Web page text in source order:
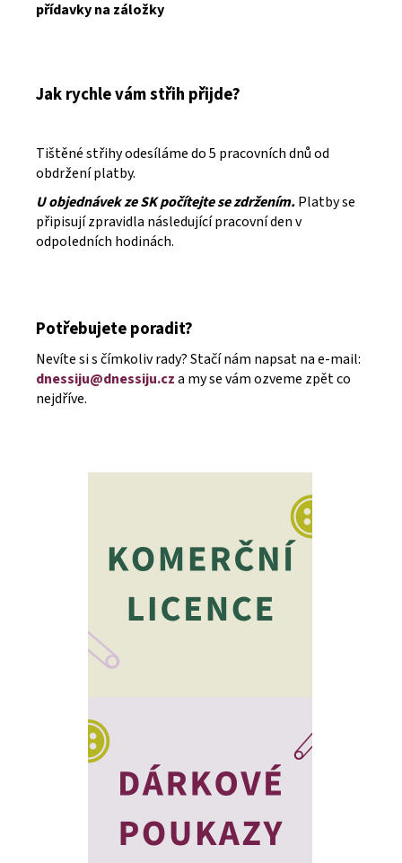
přídavky na záložky
Jak rychle vám střih přijde?
Tištěné střihy odesíláme do 5 pracovních dnů od
obdržení platby.
U objednávek ze SK počítejte se zdržením.Platby se
připisují zpravidla následující pracovní den v
odpoledních hodinách.
Potřebujete poradit?
Nevíte si s čímkoliv rady? Stačí nám napsat na e-mail:
dnessiju@dnessiju.cza my se vám ozveme zpět co
nejdříve.